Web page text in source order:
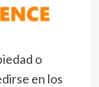
o
en los